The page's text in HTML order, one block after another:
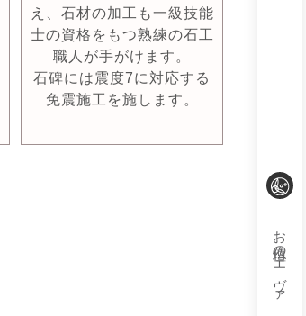
え、石材の加工も一級技能
士の資格をもつ熟練の石工
職人が手がけます。
石碑には震度7に対応する
免震施工を施します。
お仏壇のエヴァ